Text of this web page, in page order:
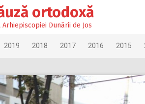
ortodoxă
Arhiepiscopiei Dunării de Jos
2019 2018 2017 2016 2015